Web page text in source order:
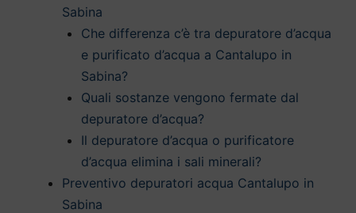
Sabina
Che differenza c’è tra depuratore d’acqua
e purificato d’acqua a Cantalupo in
Sabina?
Quali sostanze vengono fermate dal
depuratore d’acqua?
Il depuratore d’acqua o purificatore
d’acqua elimina i sali minerali?
Preventivo depuratori acqua Cantalupo in
Sabina